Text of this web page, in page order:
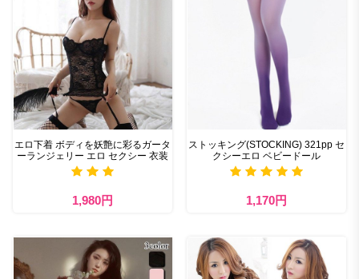
エロ下着 ボディを妖艶に彩るガータ
ーランジェリー エロ セクシー 衣装
1,980円
ストッキング(STOCKING) 321pp セ
クシーエロ ベビードール
1,170円